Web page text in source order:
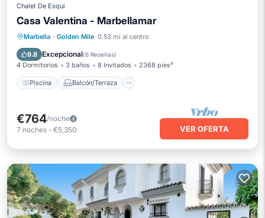
Chalet De Esquí
Casa Valentina - Marbellamar
Marbella · Golden Mile 0.53 mi al centro
9.8 Excepcional(6 Reseñas)
4 Dormitorios 3 baños 8 Invitados 2368 pies²
Piscina Balcón/Terraza
Piscina Balcón/Terraza
Aire acondicionado
€764/noche
7 noches - €5,350 VER OFERTA